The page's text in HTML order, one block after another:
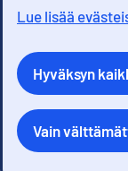
Lue lisää
Hyväksyn
Vain